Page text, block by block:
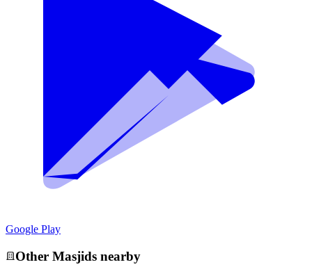
Google Play
Other Masjids nearby